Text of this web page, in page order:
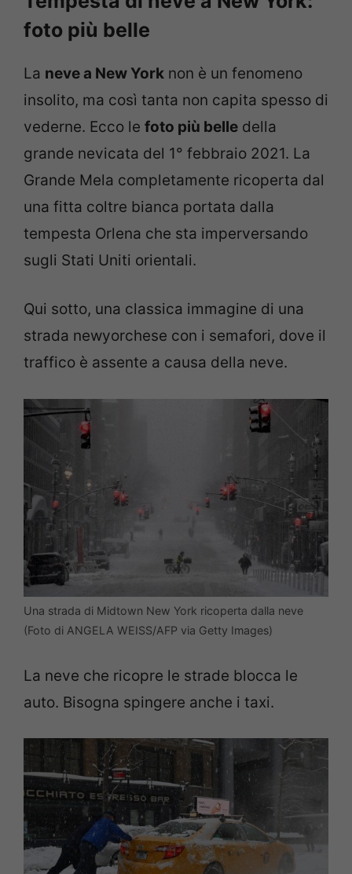
foto più belle
La neve a New York non è un fenomeno
insolito, ma così tanta non capita spesso di
vederne. Ecco le foto più belle della
grande nevicata del 1° febbraio 2021. La
Grande Mela completamente ricoperta dal
una fitta coltre bianca portata dalla
tempesta Orlena che sta imperversando
sugli Stati Uniti orientali.
Qui sotto, una classica immagine di una
strada newyorchese con i semafori, dove il
traffico è assente a causa della neve.
Una strada di Midtown New York ricoperta dalla neve
(Foto di ANGELA WEISS/AFP via Getty Images)
La neve che ricopre le strade blocca le
auto. Bisogna spingere anche i taxi.